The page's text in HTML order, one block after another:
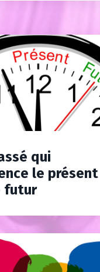
qui
le présent
futur